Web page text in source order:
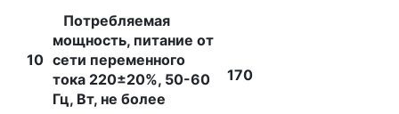
10
Потребляемая
мощность, питание от
сети переменного
тока 220±20%, 50-60
Гц, Вт, не более
170